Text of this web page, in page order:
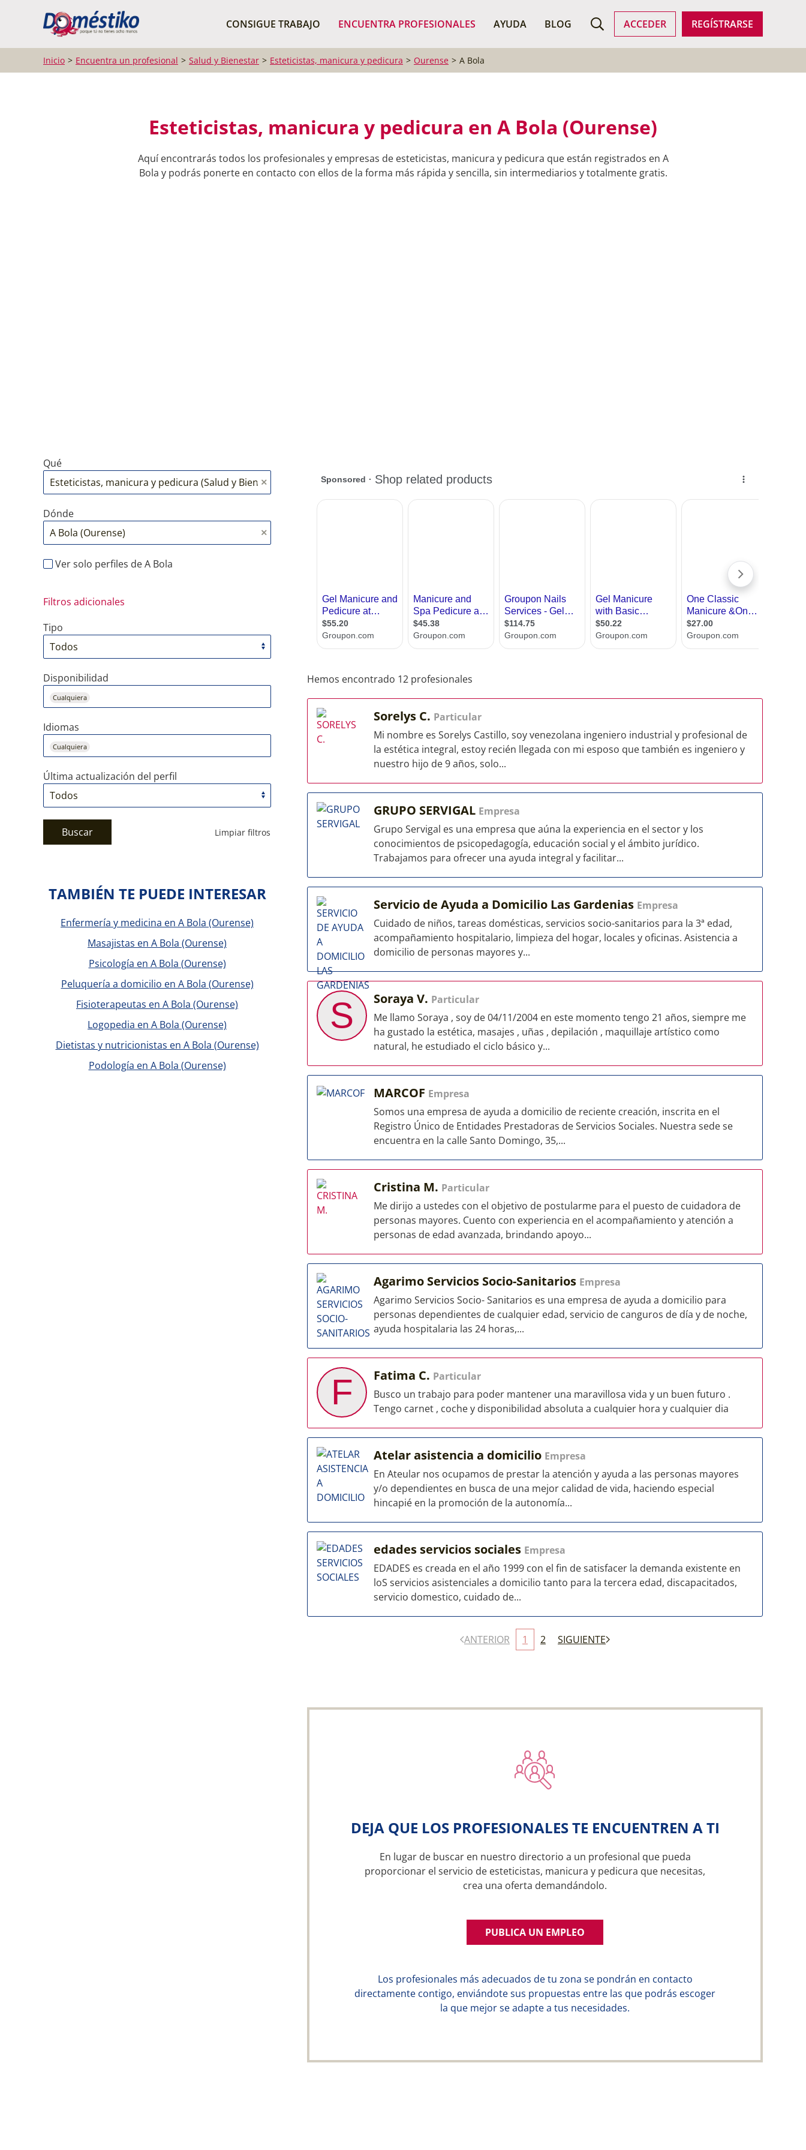
CONSIGUE TRABAJO ENCUENTRA PROFESIONALES AYUDA BLOG ACCEDER REGÍSTRARSE
BUSCAR PROFESIONALES
Inicio Encuentra un profesional Salud y Bienestar Esteticistas, manicura y pedicura Ourense A Bola
Esteticistas, manicura y pedicura en A Bola (Ourense)
Aquí encontrarás todos los profesionales y empresas de esteticistas, manicura y pedicura que están registrados en A
Bola y podrás ponerte en contacto con ellos de la forma más rápida y sencilla, sin intermediarios y totalmente gratis.
Qué
Dónde
Ver solo perfiles de A Bola
Filtros adicionales
Tipo
Disponibilidad
Cualquiera
Idiomas
Cualquiera
Última actualización del perfil
Buscar Limpiar filtros
Hemos encontrado 12 profesionales
Sorelys C. Particular
Mi nombre es Sorelys Castillo, soy venezolana ingeniero industrial y profesional de
la estética integral, estoy recién llegada con mi esposo que también es ingeniero y
nuestro hijo de 9 años, solo...
GRUPO SERVIGAL Empresa
Grupo Servigal es una empresa que aúna la experiencia en el sector y los
conocimientos de psicopedagogía, educación social y el ámbito jurídico.
Trabajamos para ofrecer una ayuda integral y facilitar...
Servicio de Ayuda a Domicilio Las Gardenias Empresa
Cuidado de niños, tareas domésticas, servicios socio-sanitarios para la 3ª edad,
acompañamiento hospitalario, limpieza del hogar, locales y oficinas. Asistencia a
domicilio de personas mayores y...
S Soraya V. Particular
Me llamo Soraya , soy de 04/11/2004 en este momento tengo 21 años, siempre me
ha gustado la estética, masajes , uñas , depilación , maquillaje artístico como
natural, he estudiado el ciclo básico y...
MARCOF Empresa
Somos una empresa de ayuda a domicilio de reciente creación, inscrita en el
Registro Único de Entidades Prestadoras de Servicios Sociales. Nuestra sede se
encuentra en la calle Santo Domingo, 35,...
Cristina M. Particular
Me dirijo a ustedes con el objetivo de postularme para el puesto de cuidadora de
personas mayores. Cuento con experiencia en el acompañamiento y atención a
personas de edad avanzada, brindando apoyo...
Agarimo Servicios Socio-Sanitarios Empresa
Agarimo Servicios Socio- Sanitarios es una empresa de ayuda a domicilio para
personas dependientes de cualquier edad, servicio de canguros de día y de noche,
ayuda hospitalaria las 24 horas,...
F Fatima C. Particular
Busco un trabajo para poder mantener una maravillosa vida y un buen futuro .
Tengo carnet , coche y disponibilidad absoluta a cualquier hora y cualquier dia
Atelar asistencia a domicilio Empresa
En Ateular nos ocupamos de prestar la atención y ayuda a las personas mayores
y/o dependientes en busca de una mejor calidad de vida, haciendo especial
hincapié en la promoción de la autonomía...
edades servicios sociales Empresa
EDADES es creada en el año 1999 con el fin de satisfacer la demanda existente en
loS servicios asistenciales a domicilio tanto para la tercera edad, discapacitados,
servicio domestico, cuidado de...
ANTERIOR 1 2 SIGUIENTE
DEJA QUE LOS PROFESIONALES TE ENCUENTREN A TI
En lugar de buscar en nuestro directorio a un profesional que pueda
proporcionar el servicio de esteticistas, manicura y pedicura que necesitas,
crea una oferta demandándolo.
PUBLICA UN EMPLEO
Los profesionales más adecuados de tu zona se pondrán en contacto
directamente contigo, enviándote sus propuestas entre las que podrás escoger
la que mejor se adapte a tus necesidades.
TAMBIÉN TE PUEDE INTERESAR
Enfermería y medicina en A Bola (Ourense)
Masajistas en A Bola (Ourense)
Psicología en A Bola (Ourense)
Peluquería a domicilio en A Bola (Ourense)
Fisioterapeutas en A Bola (Ourense)
Logopedia en A Bola (Ourense)
Dietistas y nutricionistas en A Bola (Ourense)
Podología en A Bola (Ourense)